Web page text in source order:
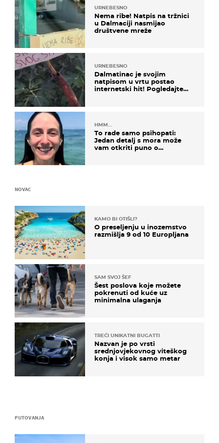
URNEBESNO
Nema ribe! Natpis na tržnici
u Dalmaciji nasmijao
društvene mreže
URNEBESNO
Dalmatinac je svojim
natpisom u vrtu postao
internetski hit! Pogledajte
HMM…
To rade samo psihopati:
Jedan detalj s mora može
vam otkriti puno o
PUTOVANJA
NOVAC
KAMO BI OTIŠLI?
O preseljenju u inozemstvo
razmišlja 9 od 10 Europljana
SAM SVOJ ŠEF
Šest poslova koje možete
pokrenuti od kuće uz
minimalna ulaganja
TREĆI UNIKATNI BUGATTI
Nazvan je po vrsti
srednjovjekovnog viteškog
konja i visok samo metar